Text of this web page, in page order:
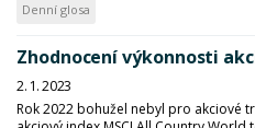
Denní glosa
Zhodnocení výkonnosti
2. 1. 2023
Rok 2022 bohužel nebyl pro akciové